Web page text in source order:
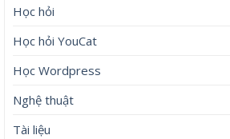
Học hỏi
Học hỏi YouCat
Học Wordpress
Nghệ thuật
Tài liệu